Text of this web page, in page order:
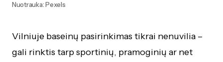
Nuotrauka: Pexels
Vilniuje baseinų pasirinkimas tikrai nenuvilia –
gali rinktis tarp sportinių, pramoginių ar net